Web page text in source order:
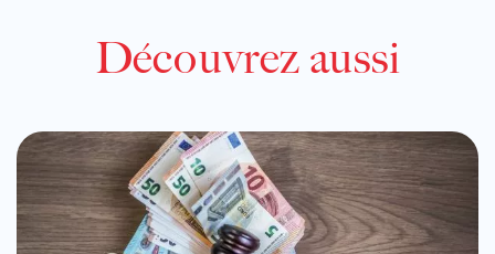
Découvrez aussi